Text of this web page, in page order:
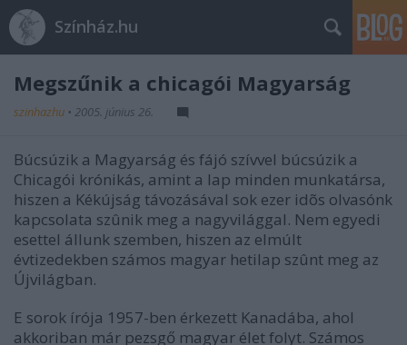
Színház.hu
Megszűnik a chicagói Magyarság
szinhazhu • 2005. június 26.
Búcsúzik a Magyarság és fájó szívvel búcsúzik a
Chicagói krónikás, amint a lap minden munkatársa,
hiszen a Kékújság távozásával sok ezer idõs olvasónk
kapcsolata szûnik meg a nagyvilággal. Nem egyedi
esettel állunk szemben, hiszen az elmúlt
évtizedekben számos magyar hetilap szûnt meg az
Újvilágban.
E sorok írója 1957-ben érkezett Kanadába, ahol
akkoriban már pezsgő magyar élet folyt. Számos